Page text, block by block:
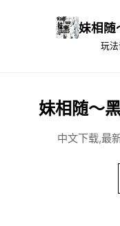
妹相随
玩法
妹相随～
中文下载,最